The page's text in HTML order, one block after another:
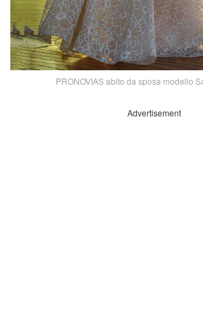
PRONOVIAS abito da sposa modello
Advertisement